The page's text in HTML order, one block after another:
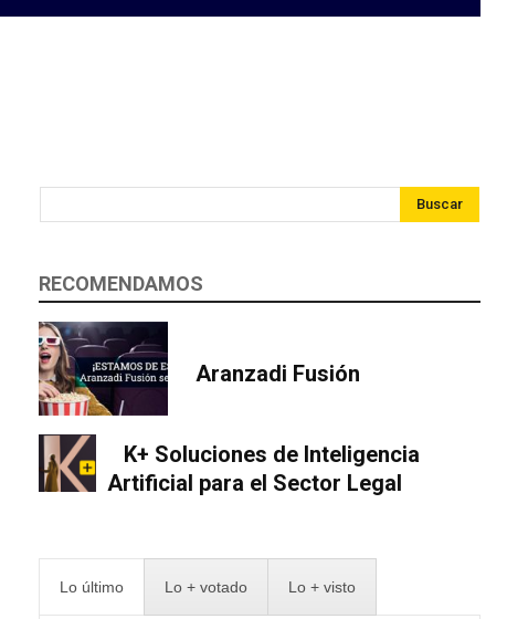
Buscar
RECOMENDAMOS
Aranzadi Fusión
K+ Soluciones de Inteligencia
Artificial para el Sector Legal
Lo último Lo + votado Lo + visto